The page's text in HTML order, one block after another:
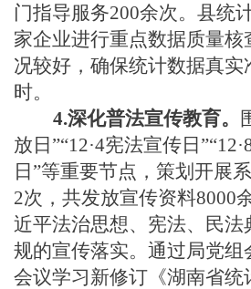
门指导服务200余次。 县统
家企业进行重点数据质量核
况较好， 确保统计数据真实
时。
4.深化普法宣传教育。
放日”“12·4宪法宣传日
日”等重要节点，策划开展
2次，共发放宣传资料8000
近平法治思想、宪法、民法
规的宣传落实。通过局党组
会议学习新修订《湖南省统